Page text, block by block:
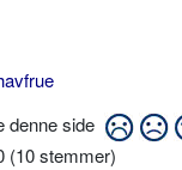
denne side
(10stemmer)